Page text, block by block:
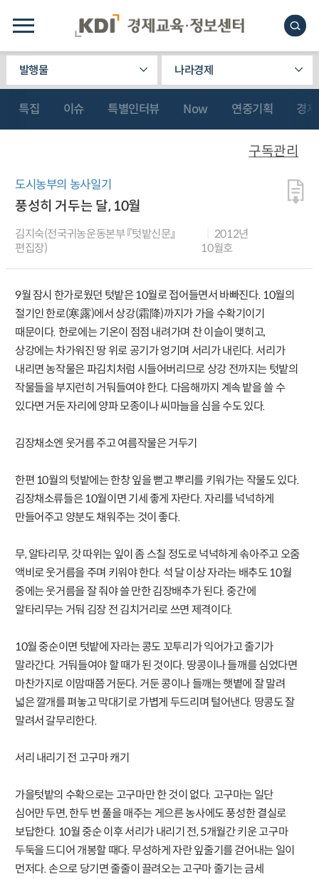
발행물 나라경제
특집 이슈 특별인터뷰 Now 연중기획 경
도시농부의 농사일기
풍성히 거두는 달, 10월
김지숙(전국귀농운동본부 『텃밭신문』
편집장)
2012년
10월호
9월 잠시 한가로웠던 텃밭은 10월로 접어들면서 바빠진다. 10월의
절기인 한로(寒露)에서 상강(霜降)까지가 가을 수확기이기
때문이다. 한로에는 기온이 점점 내려가며 찬 이슬이 맺히고,
상강에는 차가워진 땅 위로 공기가 엉기며 서리가 내린다. 서리가
내리면 농작물은 파김치처럼 시들어버리므로 상강 전까지는 텃밭의
작물들을 부지런히 거둬들여야 한다. 다음해까지 계속 밭을 쓸 수
있다면 거둔 자리에 양파 모종이나 씨마늘을 심을 수도 있다.
김장채소엔 웃거름 주고 여름작물은 거두기
한편 10월의 텃밭에는 한창 잎을 뻗고 뿌리를 키워가는 작물도 있다.
김장채소류들은 10월이면 기세 좋게 자란다. 자리를 넉넉하게
만들어주고 양분도 채워주는 것이 좋다.
무, 알타리무, 갓 따위는 잎이 좀 스칠 정도로 넉넉하게 솎아주고 오줌
액비로 웃거름을 주며 키워야 한다. 석 달 이상 자라는 배추도 10월
중에는 웃거름을 잘 줘야 쓸 만한 김장배추가 된다. 중간에
알타리무는 거둬 김장 전 김치거리로 쓰면 제격이다.
10월 중순이면 텃밭에 자라는 콩도 꼬투리가 익어가고 줄기가
말라간다. 거둬들여야 할 때가 된 것이다. 땅콩이나 들깨를 심었다면
마찬가지로 이맘때쯤 거둔다. 거둔 콩이나 들깨는 햇볕에 잘 말려
넓은 깔개를 펴놓고 막대기로 가볍게 두드리며 털어낸다. 땅콩도 잘
말려서 갈무리한다.
서리 내리기 전 고구마 캐기
가을텃밭의 수확으로는 고구마만 한 것이 없다. 고구마는 일단
심어만 두면, 한두 번 풀을 매주는 게으른 농사에도 풍성한 결실로
보답한다. 10월 중순 이후 서리가 내리기 전, 5개월간 키운 고구마
두둑을 드디어 개봉할 때다. 무성하게 자란 잎줄기를 걷어내는 일이
먼저다. 손으로 당기면 줄줄이 끌려오는 고구마 줄기는 금세
구독관리